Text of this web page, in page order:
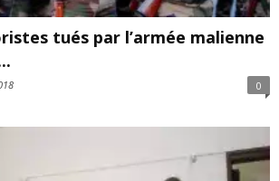
tués par l’armée malienne
0